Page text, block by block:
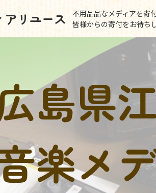
アリユース
不用品品なメディアを寄
皆様からの寄付をお待ち
島県
楽メ